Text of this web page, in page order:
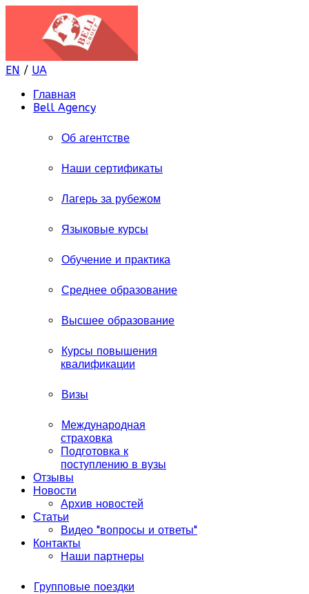
EN / UA
Главная
Bell Agency
Об агентстве
Наши сертификаты
Лагерь за рубежом
Языковые курсы
Обучение и практика
Среднее образование
Высшее образование
Курсы повышения
квалификации
Визы
Международная
страховка
Подготовка к
поступлению в вузы
Отзывы
Новости
Архив новостей
Статьи
Видео "вопросы и ответы"
Контакты
Наши партнеры
Групповые поездки